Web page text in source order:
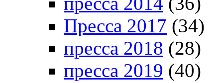
Пресса 2017 (34)
пресса 2018 (28)
пресса 2019 (40)